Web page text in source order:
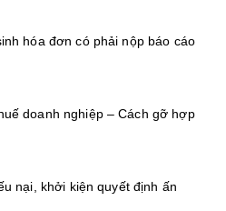
hóa đơn có phải nộp báo cáo
doanh nghiệp – Cách gỡ hợp
nại, khởi kiện quyết định ấn